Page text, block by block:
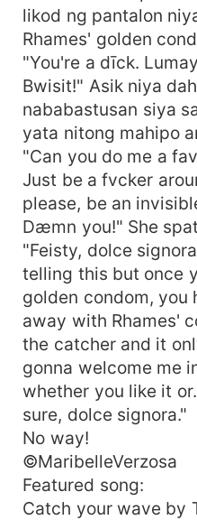
likod ng pantalon
Rhames' golden
"You're a dīck.
Bwisit!" Asik niya
nababastusan siya
yata nitong mahipo
"Can you do me a
Just be a fvcker
please, be an
Dæmn you!" She
"Feisty, dolce
telling this but once
golden condom, you
away with Rhames'
the catcher and it
gonna welcome me
whether you like it
sure, dolce signora."
No way!
©MaribelleVerzosa
Featured song:
Catch your wave by